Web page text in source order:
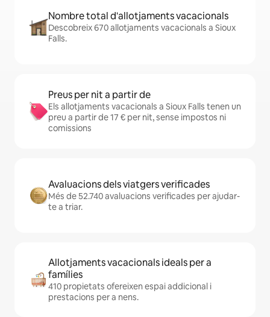
Nombre total d'allotjaments vacacionals
Descobreix 670 allotjaments vacacionals a Sioux
Falls.
Preus per nit a partir de
Els allotjaments vacacionals a Sioux Falls tenen un
preu a partir de 17 € per nit, sense impostos ni
comissions
Avaluacions dels viatgers verificades
Més de 52.740 avaluacions verificades per ajudar-
te a triar.
Allotjaments vacacionals ideals per a
famílies
410 propietats ofereixen espai addicional i
prestacions per a nens.